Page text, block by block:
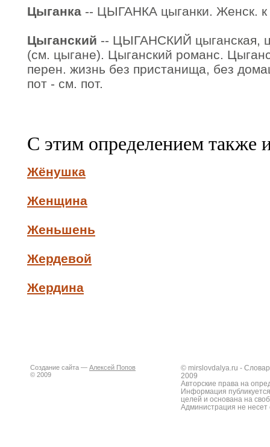
Цыганка -- ЦЫГАНКА цыганки. Женск. к
Цыганский -- ЦЫГАНСКИЙ цыганская,
(см. цыгане). Цыганский романс.
перен. жизнь без пристанища, без
пот - см. пот.
С этим определением также
Жёнушка
Женщина
Женьшень
Жердевой
Жердина
Создание сайта — Алексей Попов
© 2009
© mirslovdalya.ru -
2009
Авторские права на
Информация
целей и основана на
Администрация не несет